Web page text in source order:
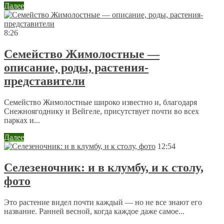
Далее
8:26
Семейство Жимолостные —
описание, роды, растения-
представители
Семейство Жимолостные широко известно и, благодаря
Снежноягоднику и Вейгеле, присутствует почти во всех
парках и...
Далее
12:54
Селезеночник: и в клумбу, и к столу,
фото
Это растение видел почти каждый — но не все знают его
название. Ранней весной, когда каждое даже самое...